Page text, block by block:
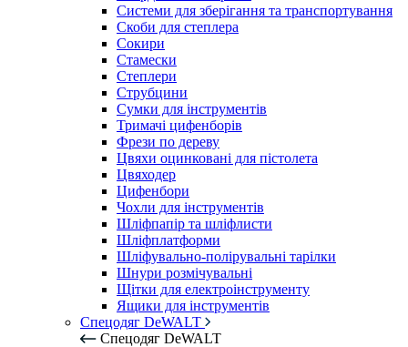
Системи для зберігання та транспортування
Скоби для степлера
Сокири
Стамески
Степлери
Струбцини
Сумки для інструментів
Тримачі цифенборів
Фрези по дереву
Цвяхи оцинковані для пістолета
Цвяходер
Цифенбори
Чохли для інструментів
Шліфпапір та шліфлисти
Шліфплатформи
Шліфувально-полірувальні тарілки
Шнури розмічувальні
Щітки для електроінструменту
Ящики для інструментів
Спецодяг DeWALT
Спецодяг DeWALT